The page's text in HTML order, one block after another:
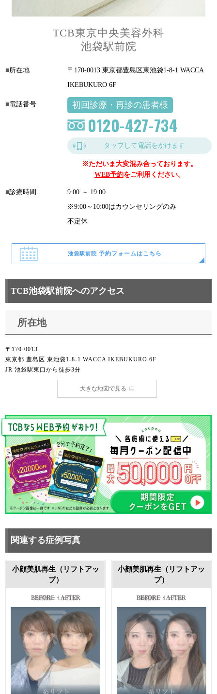
TCB東京中央美容外科
池袋駅前院
所在地
〒170-0013 東京都豊島区東池袋1-8-1 WACCA
IKEBUKURO 6F
電話番号 初回診療・再診の患者様
0120-427-734
タップして電話をかけます
※ただいま大変混み合っております。
WEB予約をご利用ください。
診療時間
9:00 ～ 19:00
※9:00～10:00はカウンセリングのみ
不定休
池袋駅前院 予約フォームはこちら
TCB池袋駅前院へのアクセス
所在地
〒170-0013
東京都 豊島区 東池袋1-8-1 WACCA IKEBUKURO 6F
JR 池袋駅東口から徒歩3分
大きな地図で見る
関連する症例写真
小顔美肌再生（リフトアッ
プ）
施術前・1ヶ月後
小顔美肌再生（リフトアッ
プ）
施術前・1ヶ月後